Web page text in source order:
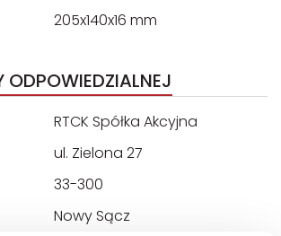
205x140x16 mm
ODPOWIEDZIALNEJ
RTCK Spółka Akcyjna
ul. Zielona 27
33-300
Nowy Sącz